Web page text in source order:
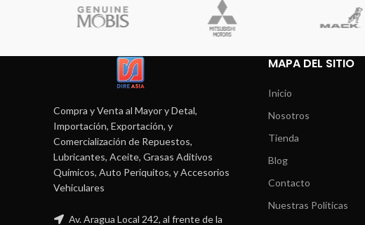
Compra y Venta al Mayor y Detal,
Importación, Exportación, y
Comercialización de Repuestos,
Lubricantes, Aceite, Grasas Aditivos
Químicos, Auto Periquitos, y Accesorios
Vehiculares
Av. Aragua Local 242, al frente de la
MAPA DEL SITIO
Inicio
Nosotros
Tienda
Blog
Contacto
Nuestras Políticas